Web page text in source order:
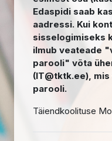
Edaspidi saab
aadressi. Kui
sisselogimiseks
ilmub veateade
parooli" võta
(IT@tktk.ee),
parooli.
Täiendkoolituse